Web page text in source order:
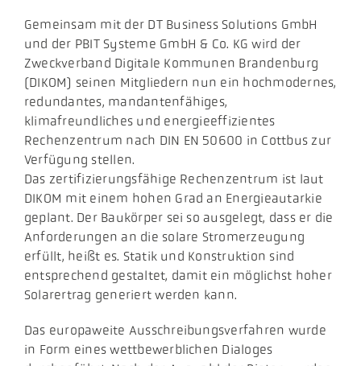
Gemeinsam mit der DT Business Solutions GmbH
und der PBIT Systeme GmbH & Co. KG wird der
Zweckverband Digitale Kommunen Brandenburg
(DIKOM) seinen Mitgliedern nun ein hochmodernes,
redundantes, mandantenfähiges,
klimafreundliches und energieeffizientes
Rechenzentrum nach DIN EN 50600 in Cottbus zur
Verfügung stellen.
Das zertifizierungsfähige Rechenzentrum ist laut
DIKOM mit einem hohen Grad an Energieautarkie
geplant. Der Baukörper sei so ausgelegt, dass er die
Anforderungen an die solare Stromerzeugung
erfüllt, heißt es. Statik und Konstruktion sind
entsprechend gestaltet, damit ein möglichst hoher
Solarertrag generiert werden kann.
Das europaweite Ausschreibungsverfahren wurde
in Form eines wettbewerblichen Dialoges